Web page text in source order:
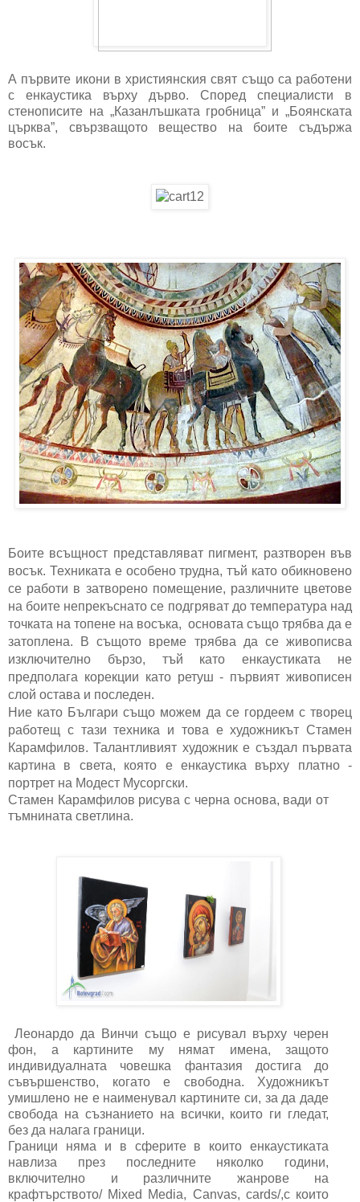
А първите икони в християнския свят също са работени
с енкаустика върху дърво. Според специалисти в
стенописите на „Казанлъшката гробница” и „Боянската
църква”, свързващото вещество на боите съдържа
восък.
Боите всъщност представляватпигмент, разтворен във
восък. Техниката е особено трудна, тъй като обикновено
се работи в затворено помещение, различните цветове
на боите непрекъснато се подгряват до температура над
точката на топене на восъка, основата също трябва да е
затоплена. В същото време трябва да се живописва
изключително бързо, тъй като енкаустиката не
предполага корекции като ретуш - първият живописен
слой остава и последен.
Ние като Българи също можем да се гордеем с творец
работещ с тази техника и това е художникът Стамен
Карамфилов.Талантливият художник е създал първата
картина в света, която е енкаустика върху платно -
портрет на Модест Мусоргски.
Стамен Карамфилов рисува с черна основа, вади от
тъмнината светлина.
Леонардо да Винчи също е рисувал върху черен
фон, а картините му нямат имена, защото
индивидуалната човешка фантазия достига до
съвършенство, когато е свободна. Художникът
умишлено не е наименувал картините си, за да даде
свобода на съзнанието на всички, които ги гледат,
без да налага граници.
Граници няма и в сферите в които енкаустиката
навлиза през последните няколко години,
включително и различните жанрове на
крафтърството/ Mixed Media, Canvas, cards/,с които